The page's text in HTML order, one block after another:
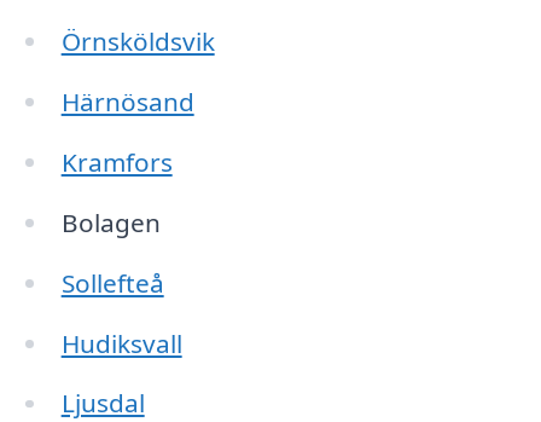
Örnsköldsvik
Härnösand
Kramfors
Bolagen
Sollefteå
Hudiksvall
Ljusdal